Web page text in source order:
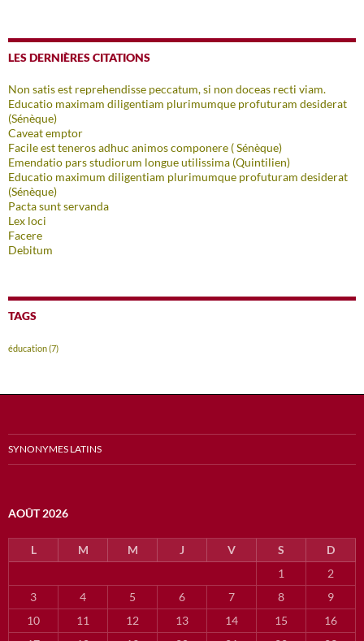
LES DERNIÈRES CITATIONS
Non satis est reprehendisse peccatum, si non doceas recti viam.
Educatio maximam diligentiam plurimumque profuturam desiderat
(Sénèque)
Caveat emptor
Facile est teneros adhuc animos componere ( Sénèque)
Emendatio pars studiorum longue utilissima (Quintilien)
Educatio maximum diligentiam plurimumque profuturam desiderat
(Sénèque)
Pacta sunt servanda
Lex loci
Facere
Debitum
TAGS
éducation(7)
SYNONYMES LATINS
AOÛT 2026
L M M J V S
D
1
2
3
4 5 6 7 8
9
10
11 12 13 14 15
16